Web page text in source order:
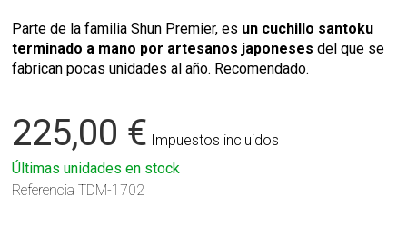
Parte de la familia Shun Premier, es un cuchillo santoku
terminado a mano por artesanos japoneses del que se
fabrican pocas unidades al año. Recomendado.
225,00 € Impuestos incluidos
Últimas unidades en stock
Referencia TDM-1702